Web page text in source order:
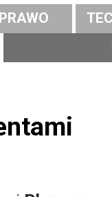
PRAWO